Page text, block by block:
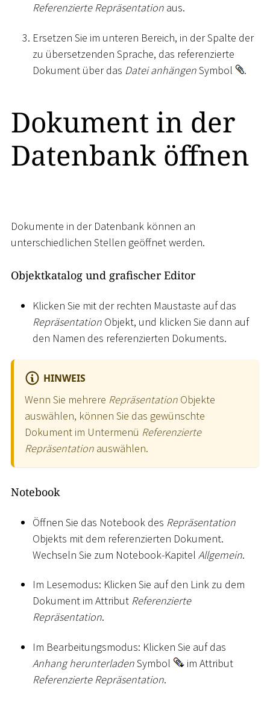
Referenzierte Repräsentation aus.
Ersetzen Sie im unteren Bereich, in der Spalte der
zu übersetzenden Sprache, das referenzierte
Dokument über das Datei anhängenSymbol .
Dokument in der
Datenbank öffnen
Dokumente in der Datenbank können an
unterschiedlichen Stellen geöffnet werden.
Objektkatalog und grafischer Editor
Klicken Sie mit der rechten Maustaste auf das
Repräsentation Objekt, und klicken Sie dann auf
den Namen des referenzierten Dokuments.
HINWEIS
Wenn Sie mehrere Repräsentation Objekte
auswählen, können Sie das gewünschte
Dokument im Untermenü Referenzierte
Repräsentation auswählen.
Notebook
Öffnen Sie das Notebook des Repräsentation
Objekts mit dem referenzierten Dokument.
Wechseln Sie zum Notebook-Kapitel Allgemein.
Im Lesemodus: Klicken Sie auf den Link zu dem
Dokument im Attribut Referenzierte
Repräsentation.
Im Bearbeitungsmodus: Klicken Sie auf das
Anhang herunterladenSymbol
im Attribut
Referenzierte Repräsentation.